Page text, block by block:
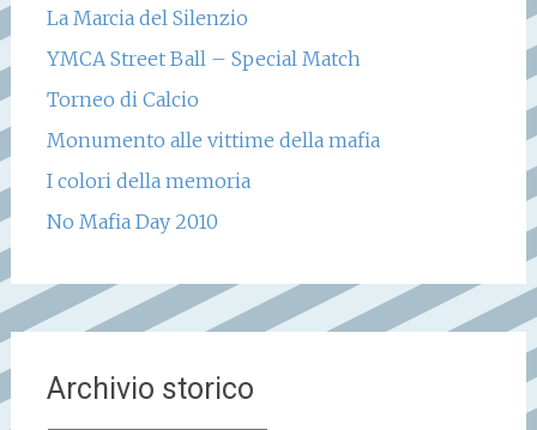
La Marcia del Silenzio
YMCA Street Ball – Special Match
Torneo di Calcio
Monumento alle vittime della mafia
I colori della memoria
No Mafia Day 2010
Archivio storico